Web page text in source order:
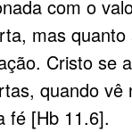
com o
mas quanto
Cristo se
quando vê
fé [Hb 11.6].